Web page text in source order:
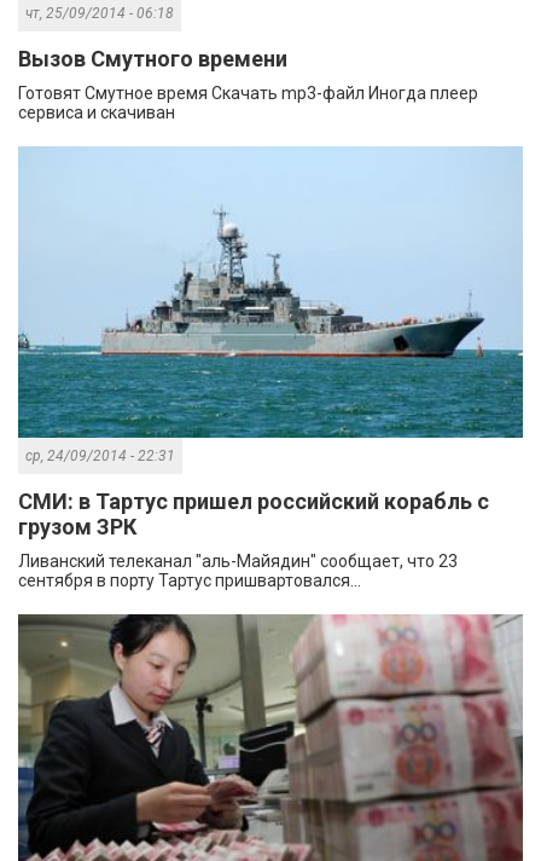
чт, 25/09/2014 - 06:18
Вызов Смутного времени
Готовят Смутное время Скачать mp3-файл Иногда плеер
сервиса и скачиван
ср, 24/09/2014 - 22:31
СМИ: в Тартус пришел российский корабль с
грузом ЗРК
Ливанский телеканал "аль-Майядин" сообщает, что 23
сентября в порту Тартус пришвартовался...